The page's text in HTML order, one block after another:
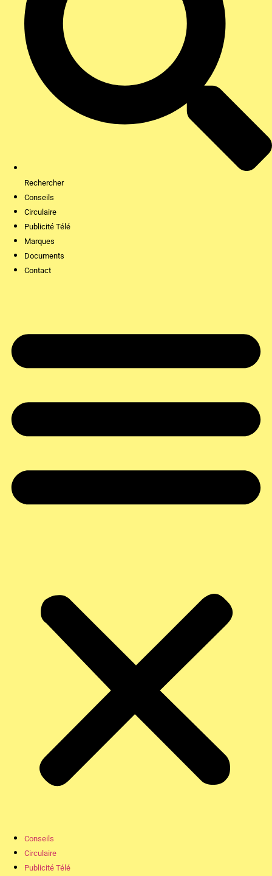
Rechercher
Conseils
Circulaire
Publicité Télé
Marques
Documents
Contact
Conseils
Circulaire
Publicité Télé